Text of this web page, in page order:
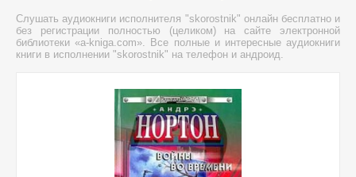
Слушать аудиокниги исполнителя "skorostnik" онлайн бесплатно и
без регистрации полностью (целиком) на сайте электронной
библиотеки «a-kniga.com». Все полные и интересные аудиокниги
книги в исполнении "skorostnik" на телефон и андроид.